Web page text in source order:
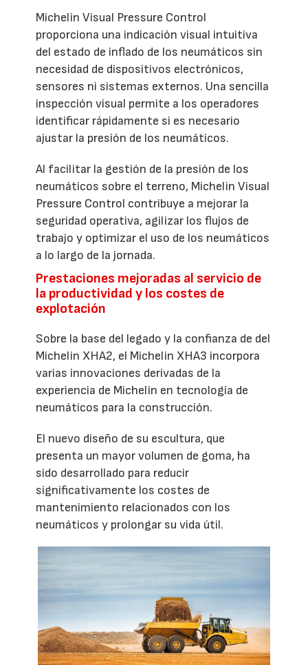
Michelin Visual Pressure Control
proporciona una indicación visual intuitiva
del estado de inflado de los neumáticos sin
necesidad de dispositivos electrónicos,
sensores ni sistemas externos. Una sencilla
inspección visual permite a los operadores
identificar rápidamente si es necesario
ajustar la presión de los neumáticos.
Al facilitar la gestión de la presión de los
neumáticos sobre el terreno, Michelin Visual
Pressure Control contribuye a mejorar la
seguridad operativa, agilizar los flujos de
trabajo y optimizar el uso de los neumáticos
a lo largo de la jornada.
Prestaciones mejoradas al servicio de
la productividad y los costes de
explotación
Sobre la base del legado y la confianza de del
Michelin XHA2, el Michelin XHA3 incorpora
varias innovaciones derivadas de la
experiencia de Michelin en tecnología de
neumáticos para la construcción.
El nuevo diseño de su escultura, que
presenta un mayor volumen de goma, ha
sido desarrollado para reducir
significativamente los costes de
mantenimiento relacionados con los
neumáticos y prolongar su vida útil.